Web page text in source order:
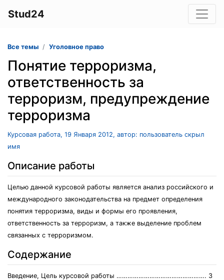
Stud24
Все темы Уголовное право
Понятие терроризма,
ответственность за
терроризм, предупреждение
терроризма
Курсовая работа, 19 Января 2012, автор: пользователь скрыл
имя
Описание работы
Целью данной курсовой работы является анализ российского и
международного законодательства на предмет определения
понятия терроризма, виды и формы его проявления,
ответственность за терроризм, а также выделение проблем
связанных с терроризмом.
Содержание
Введение, Цель курсовой работы …………………………………………. 3